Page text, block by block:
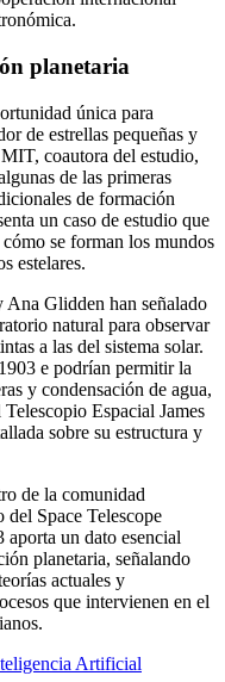
planetaria
única para
de estrellas pequeñas y
coautora del estudio,
de las primeras
de formación
un caso de estudio que
se forman los mundos
estelares.
Ana Glidden han señalado
natural para observar
a las del sistema solar.
e podrían permitir la
y condensación de agua,
Espacial James
sobre su estructura y
de la comunidad
Space Telescope
un dato esencial
planetaria, señalando
actuales y
que intervienen en el
Artificial